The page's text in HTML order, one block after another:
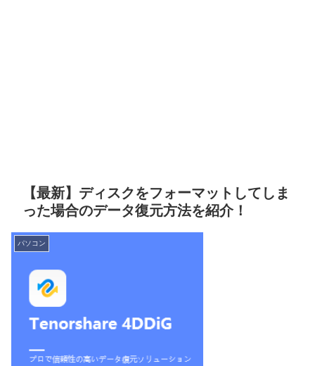
【最新】ディスクをフォーマットしてしま
った場合のデータ復元方法を紹介！
パソコン